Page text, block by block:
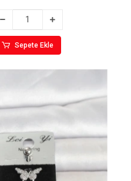
Sepete Ekle